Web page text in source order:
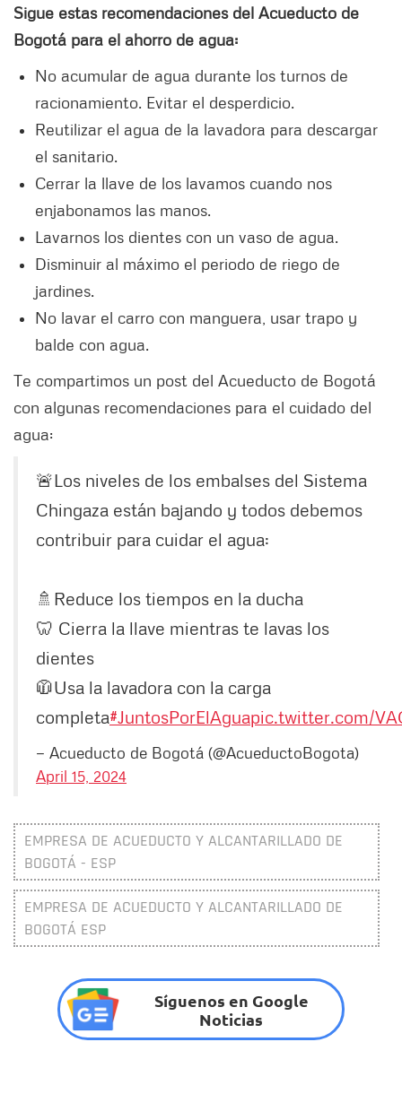
Sigue estas recomendaciones del Acueducto de
Bogotá para el ahorro de agua:
No acumular de agua durante los turnos de
racionamiento. Evitar el desperdicio.
Reutilizar el agua de la lavadora para descargar
el sanitario.
Cerrar la llave de los lavamos cuando nos
enjabonamos las manos.
Lavarnos los dientes con un vaso de agua.
Disminuir al máximo el periodo de riego de
jardines.
No lavar el carro con manguera, usar trapo y
balde con agua.
Te compartimos un post del Acueducto de Bogotá
con algunas recomendaciones para el cuidado del
agua:
🚨Los niveles de los embalses del Sistema
Chingaza están bajando y todos debemos
contribuir para cuidar el agua:
🚿Reduce los tiempos en la ducha
🦷 Cierra la llave mientras te lavas los
dientes
🧥Usa la lavadora con la carga
completa#JuntosPorElAguapic.twitter.com/
— Acueducto de Bogotá (@AcueductoBogota)
April 15, 2024
EMPRESA DE ACUEDUCTO Y ALCANTARILLADO DE
BOGOTÁ - ESP
EMPRESA DE ACUEDUCTO Y ALCANTARILLADO DE
BOGOTÁ ESP
Síguenos en Google
Noticias